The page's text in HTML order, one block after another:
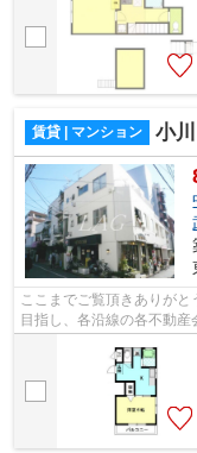
賃貸 | マンション 小
ここまでご覧頂きありが
目指し、各沿線の各不動産
様へ提供しております！最